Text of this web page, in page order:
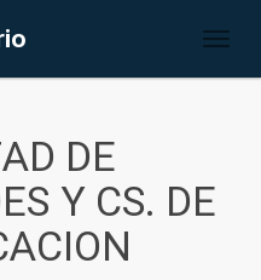
DE
Y CS. DE